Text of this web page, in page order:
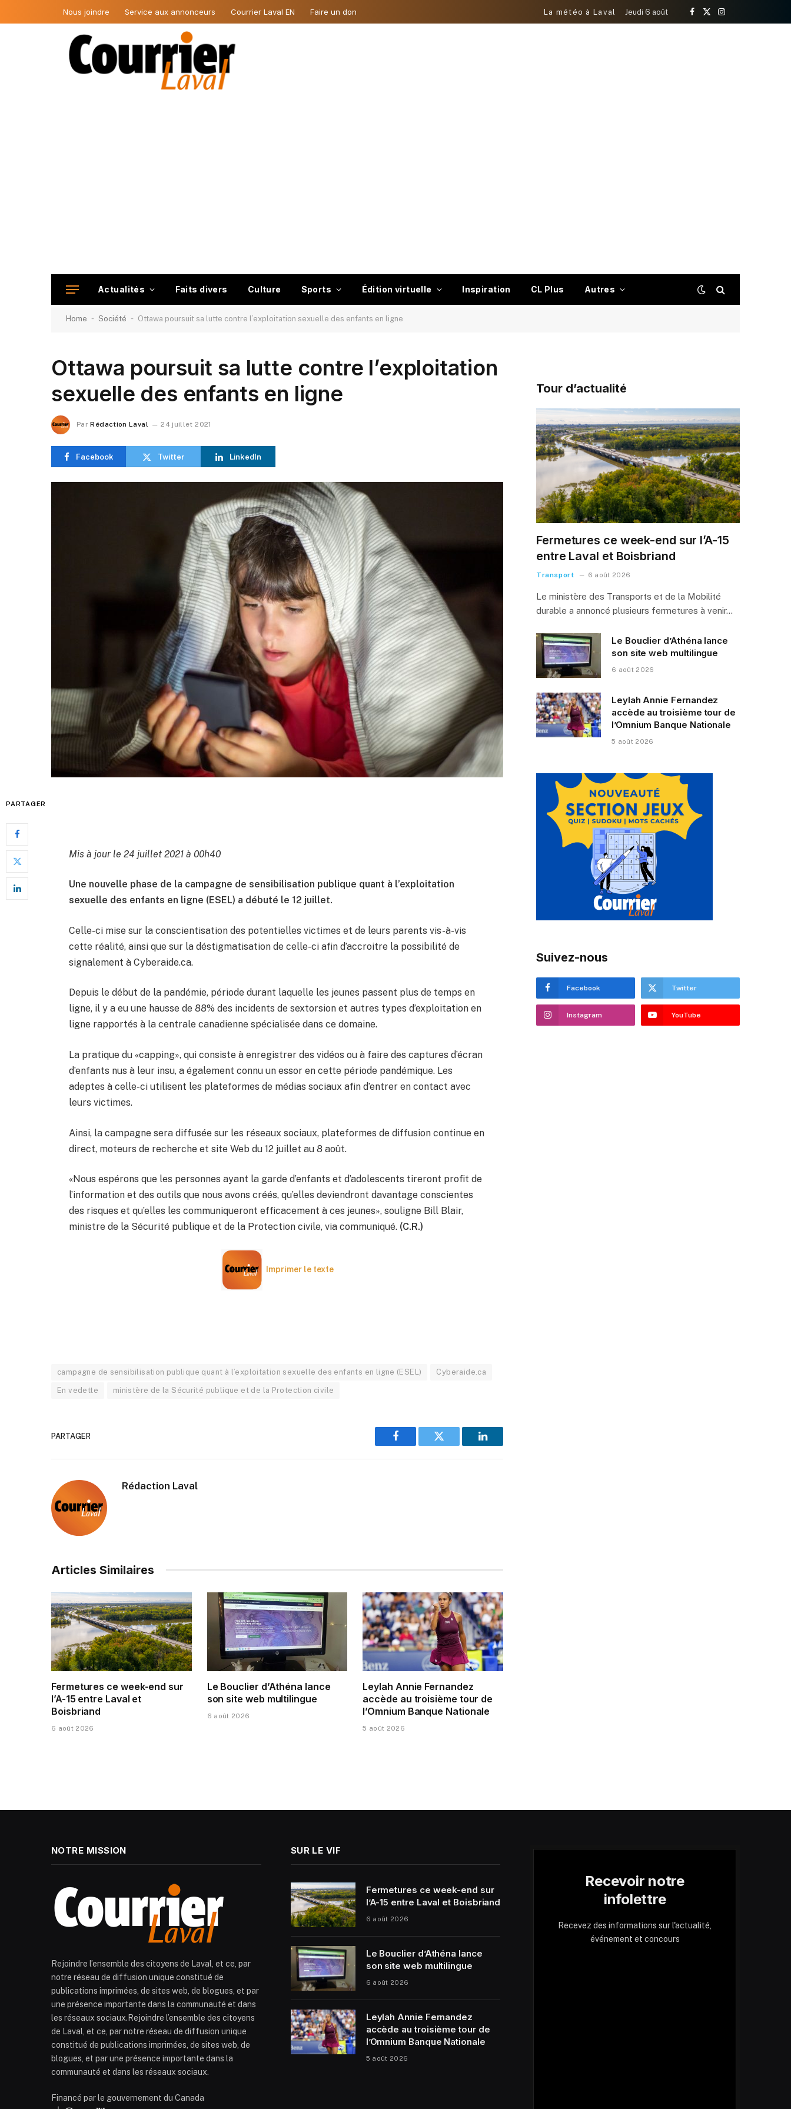
Nous joindre Service aux annonceurs Courrier Laval EN Faire un don La météo à Laval Jeudi 6 août
Facebook
X
Instagram
Actualités Faits divers Culture Sports Édition virtuelle Inspiration CL Plus Autres
Home - Société - Ottawa poursuit sa lutte contre l’exploitation sexuelle des enfants en ligne
Ottawa poursuit sa lutte contre l’exploitation
sexuelle des enfants en ligne
Par Rédaction Laval 24 juillet 2021
Facebook Twitter LinkedIn
PARTAGER
Mis à jour le 24 juillet 2021 à 00h40
Une nouvelle phase de la campagne de sensibilisation publique quant à l’exploitation
sexuelle des enfants en ligne (ESEL) a débuté le 12 juillet.
Celle-ci mise sur la conscientisation des potentielles victimes et de leurs parents vis-à-vis
cette réalité, ainsi que sur la déstigmatisation de celle-ci afin d’accroitre la possibilité de
signalement à Cyberaide.ca.
Depuis le début de la pandémie, période durant laquelle les jeunes passent plus de temps en
ligne, il y a eu une hausse de 88% des incidents de sextorsion et autres types d’exploitation en
ligne rapportés à la centrale canadienne spécialisée dans ce domaine.
La pratique du «capping», qui consiste à enregistrer des vidéos ou à faire des captures d’écran
d’enfants nus à leur insu, a également connu un essor en cette période pandémique. Les
adeptes à celle-ci utilisent les plateformes de médias sociaux afin d’entrer en contact avec
leurs victimes.
Ainsi, la campagne sera diffusée sur les réseaux sociaux, plateformes de diffusion continue en
direct, moteurs de recherche et site Web du 12 juillet au 8 août.
«Nous espérons que les personnes ayant la garde d’enfants et d’adolescents tireront profit de
l’information et des outils que nous avons créés, qu’elles deviendront davantage conscientes
des risques et qu’elles les communiqueront efficacement à ces jeunes», souligne Bill Blair,
ministre de la Sécurité publique et de la Protection civile, via communiqué. (C.R.)
Imprimer le texte
campagne de sensibilisation publique quant à l’exploitation sexuelle des enfants en ligne (ESEL) Cyberaide.ca
En vedette ministère de la Sécurité publique et de la Protection civile
PARTAGER
Facebook Twitter LinkedIn
Rédaction Laval
Articles Similaires
Fermetures ce week-end sur
l’A-15 entre Laval et
Boisbriand
6 août 2026
Le Bouclier d’Athéna lance
son site web multilingue
6 août 2026
Leylah Annie Fernandez
accède au troisième tour de
l’Omnium Banque Nationale
5 août 2026
Tour d’actualité
Fermetures ce week-end sur l’A-15
entre Laval et Boisbriand
Transport 6 août 2026
Le ministère des Transports et de la Mobilité
durable a annoncé plusieurs fermetures à venir…
Le Bouclier d’Athéna lance
son site web multilingue
6 août 2026
Leylah Annie Fernandez
accède au troisième tour de
l’Omnium Banque Nationale
5 août 2026
Suivez-nous
Facebook Twitter
Instagram YouTube
NOTRE MISSION
Rejoindre l’ensemble des citoyens de Laval, et ce, par
notre réseau de diffusion unique constitué de
publications imprimées, de sites web, de blogues, et par
une présence importante dans la communauté et dans
les réseaux sociaux.Rejoindre l’ensemble des citoyens
de Laval, et ce, par notre réseau de diffusion unique
constitué de publications imprimées, de sites web, de
blogues, et par une présence importante dans la
communauté et dans les réseaux sociaux.
Financé par le gouvernement du Canada
SUR LE VIF
Fermetures ce week-end sur
l’A-15 entre Laval et Boisbriand
6 août 2026
Le Bouclier d’Athéna lance
son site web multilingue
6 août 2026
Leylah Annie Fernandez
accède au troisième tour de
l’Omnium Banque Nationale
5 août 2026
Recevoir notre
infolettre
Recevez des informations sur l'actualité,
événement et concours